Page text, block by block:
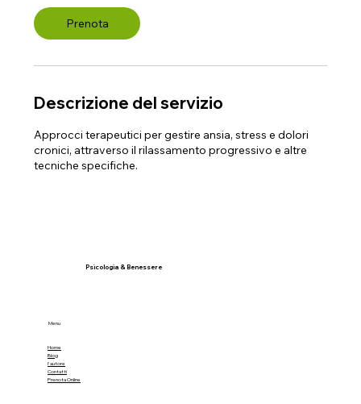
Prenota
Descrizione del servizio
Approcci terapeutici per gestire ansia, stress e dolori
cronici, attraverso il rilassamento progressivo e altre
tecniche specifiche.
Psicologia & Benessere
Menu
Home
Blog
l'autore
Contatti
Prenota Online